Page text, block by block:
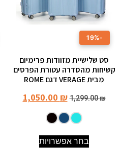
-19%
סט שלישיית מזוודות פרימיום
קשיחות מהסדרה עטורת הפרסים
מבית VERAGE דגם ROME
1,299.00₪
1,050.00 ₪
בחר אפשרויות